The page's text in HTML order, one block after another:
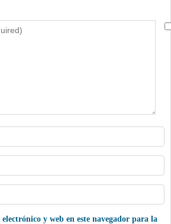
y web en este navegador para la